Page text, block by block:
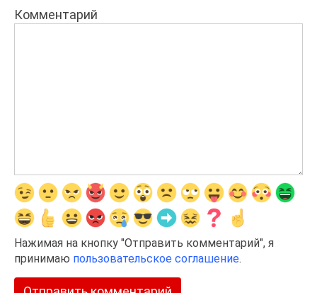
Комментарий
Нажимая на кнопку "Отправить комментарий", я
принимаю пользовательское соглашение.